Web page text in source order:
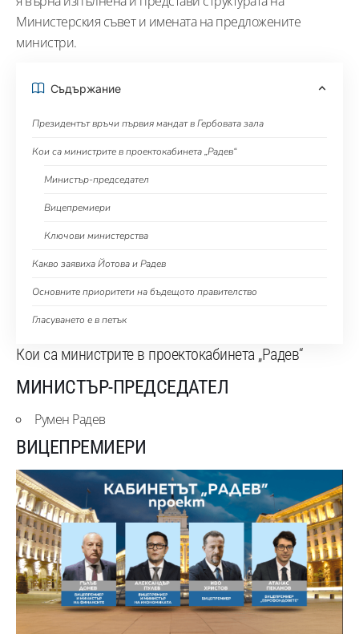
Министерския съвет и имената на предложените
министри.
Съдържание
Президентът връчи първия мандат в Гербовата зала
Кои са министрите в проектокабинета „Радев“
Министър-председател
Вицепремиери
Ключови министерства
Какво заявиха Йотова и Радев
Основните приоритети на бъдещото правителство
Гласуването е в петък
Кои са министрите в проектокабинета „Радев“
МИНИСТЪР-ПРЕДСЕДАТЕЛ
Румен Радев
ВИЦЕПРЕМИЕРИ